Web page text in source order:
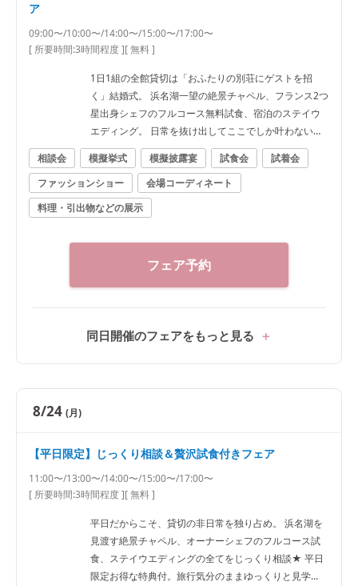
ア
09:00〜/10:00〜/14:00〜/15:00〜/17:00〜
[ 所要時間:3時間程度][ 無料 ]
1日1組の全館貸切は「おふたりの別荘にゲストを招
く」結婚式。 浜名湖一望の絶景チャペル、フランス2つ
星出身シェフのフルコース無料試食、宿泊のステイウ
エディング。 日常を抜け出してここでしか叶わない一
日を★
相談会 模擬挙式 模擬披露宴 試食会
試着会
ファッションショー
会場コーディネート
料理・引出物などの展示
フェア予約
同日開催のフェアをもっと見る
8/24 (月)
【平日限定】じっくり相談＆贅沢試食付きフェア
11:00〜/13:00〜/14:00〜/15:00〜/17:00〜
[ 所要時間:3時間程度][ 無料 ]
平日だからこそ、貸切の非日常を独り占め。 浜名湖を
見渡す絶景チャペル、オーナーシェフのフルコース試
食、ステイウエディングの全てをじっくり相談★ 平日
限定お得な特典付。旅行気分のままゆっくりと見学